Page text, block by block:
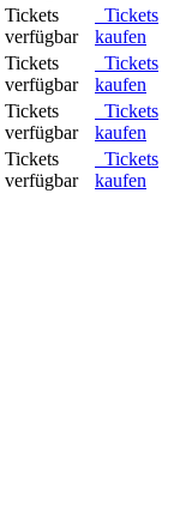
Tickets
verfügbar
Tickets
kaufen
Tickets
verfügbar
Tickets
kaufen
Tickets
verfügbar
Tickets
kaufen
Tickets
verfügbar
Tickets
kaufen